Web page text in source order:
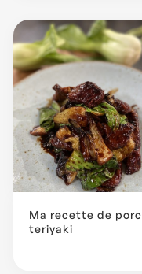
Ma recette de porc
teriyaki